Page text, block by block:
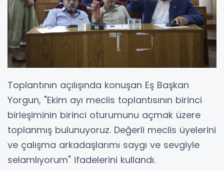
Toplantının açılışında konuşan Eş Başkan
Yorgun, "Ekim ayı meclis toplantısının birinci
birleşiminin birinci oturumunu açmak üzere
toplanmış bulunuyoruz. Değerli meclis üyelerini
ve çalışma arkadaşlarımı saygı ve sevgiyle
selamlıyorum" ifadelerini kullandı.